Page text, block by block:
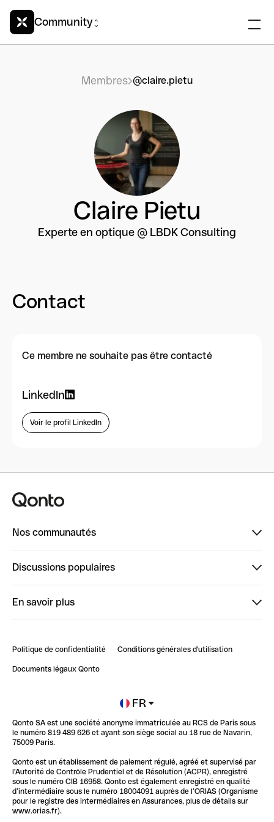
Community
Membres @claire.pietu
Claire Pietu
Experte en optique @ LBDK Consulting
Contact
Ce membre ne souhaite pas être contacté
LinkedIn
Voir le profil LinkedIn
Nos communautés
ClubQonto
Discussions populaires
Impact de l'IA sur les carrières/productivité
En savoir plus
Blog
Newsroom
Glossaire finance
Politique de confidentialité Conditions générales d'utilisation
Documents légaux Qonto
FR
Qonto SA est une société anonyme immatriculée au RCS de Paris sous
le numéro 819 489 626 et ayant son siège social au 18 rue de Navarin,
75009 Paris.
Qonto est un établissement de paiement régulé, agréé et supervisé par
l'Autorité de Contrôle Prudentiel et de Résolution (ACPR), enregistré
sous le numéro CIB 16958. Qonto est également enregistré en qualité
d’intermédiaire sous le numéro 18004091 auprès de l’ORIAS (Organisme
pour le registre des intermédiaires en Assurances, plus de détails sur
www.orias.fr).